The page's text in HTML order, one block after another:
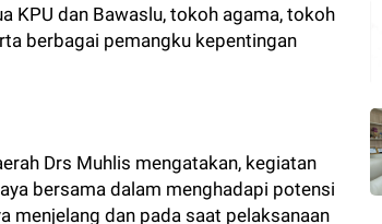
KPU dan Bawaslu, tokoh agama, tokoh
berbagai pemangku kepentingan
Drs Muhlis mengatakan, kegiatan
bersama dalam menghadapi potensi
menjelang dan pada saat pelaksanaan